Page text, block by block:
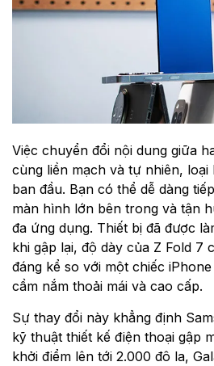
Việc chuyển đổi nội dung giữa
cùng liền mạch và tự nhiên,
ban đầu. Bạn có thể dễ dàng
màn hình lớn bên trong và tận
đa ứng dụng. Thiết bị đã được
khi gập lại, độ dày của Z Fold 7
đáng kể so với một chiếc iPhone
cầm nắm thoải mái và cao cấp.
Sự thay đổi này khẳng định
kỹ thuật thiết kế điện thoại gập
khởi điểm lên tới 2.000 đô la,